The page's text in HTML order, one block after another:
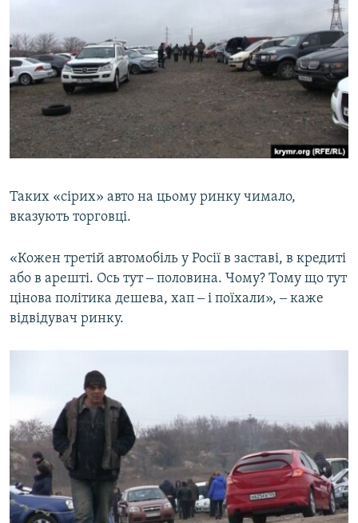
Таких «сірих» авто на цьому ринку чимало,
вказують торговці.
«Кожен третій автомобіль у Росії в заставі, в кредиті
або в арешті. Ось тут ‒ половина. Чому? Тому що тут
цінова політика дешева, хап ‒ і поїхали», ‒ каже
відвідувач ринку.